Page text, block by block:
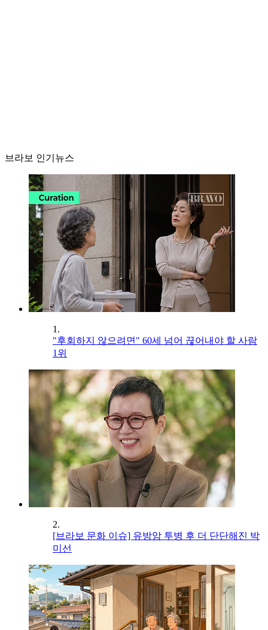
브라보 인기뉴스
1.
"후회하지 않으려면" 60세 넘어 끊어내야 할 사람
1위
2.
[브라보 문화 이슈] 유방암 투병 후 더 단단해진 박
미선